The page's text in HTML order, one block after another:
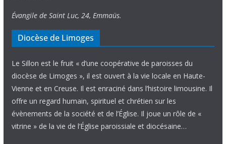
Évangile de Saint Luc, 24, Emmaüs.
Diocèse de Limoges
Le Sillon est le fruit « d’une coopérative de paroisses du
diocèse de Limoges », il est ouvert à la vie locale en Haute-
Vienne et en Creuse. Il est enraciné dans l’histoire limousine. Il
offre un regard humain, spirituel et chrétien sur les
évènements de la société et de l’Église. Il joue un rôle de «
vitrine » de la vie de l’Église paroissiale et diocésaine…